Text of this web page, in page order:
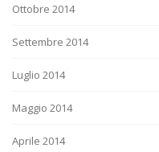
Ottobre 2014
Settembre 2014
Luglio 2014
Maggio 2014
Aprile 2014